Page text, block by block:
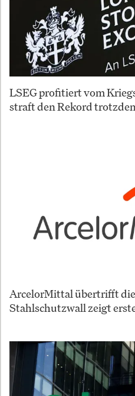
LSEG profitiert vom
straft den Rekord
ArcelorMittal übertrifft
Stahlschutzwall zeigt